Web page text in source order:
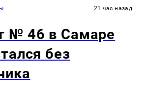
21 час назад
№ 46 в Самаре
без